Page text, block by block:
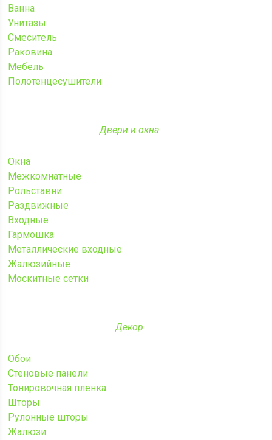
Ванна
Унитазы
Смеситель
Раковина
Мебель
Полотенцесушители
Двери и окна
Окна
Межкомнатные
Рольставни
Раздвижные
Входные
Гармошка
Металлические входные
Жалюзийные
Москитные сетки
Декор
Обои
Стеновые панели
Тонировочная пленка
Шторы
Рулонные шторы
Жалюзи